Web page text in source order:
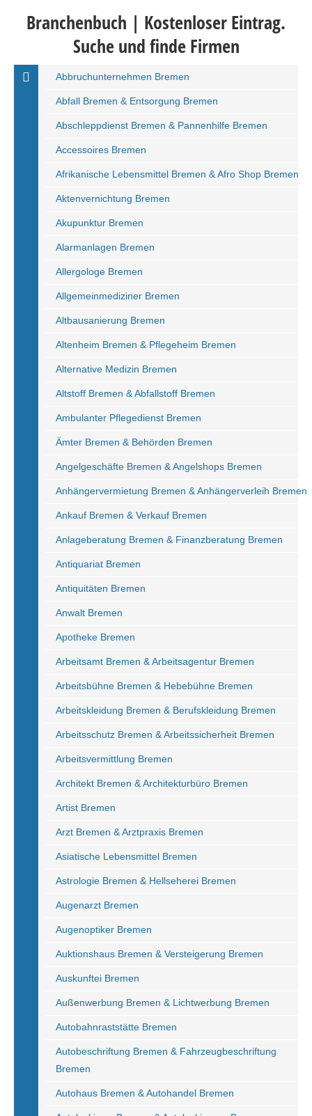
Branchenbuch | Kostenloser Eintrag.
Suche und finde Firmen
Abbruchunternehmen Bremen
Abfall Bremen & Entsorgung Bremen
Abschleppdienst Bremen & Pannenhilfe Bremen
Accessoires Bremen
Afrikanische Lebensmittel Bremen & Afro Shop Bremen
Aktenvernichtung Bremen
Akupunktur Bremen
Alarmanlagen Bremen
Allergologe Bremen
Allgemeinmediziner Bremen
Altbausanierung Bremen
Altenheim Bremen & Pflegeheim Bremen
Alternative Medizin Bremen
Altstoff Bremen & Abfallstoff Bremen
Ambulanter Pflegedienst Bremen
Ämter Bremen & Behörden Bremen
Angelgeschäfte Bremen & Angelshops Bremen
Anhängervermietung Bremen & Anhängerverleih Bremen
Ankauf Bremen & Verkauf Bremen
Anlageberatung Bremen & Finanzberatung Bremen
Antiquariat Bremen
Antiquitäten Bremen
Anwalt Bremen
Apotheke Bremen
Arbeitsamt Bremen & Arbeitsagentur Bremen
Arbeitsbühne Bremen & Hebebühne Bremen
Arbeitskleidung Bremen & Berufskleidung Bremen
Arbeitsschutz Bremen & Arbeitssicherheit Bremen
Arbeitsvermittlung Bremen
Architekt Bremen & Architekturbüro Bremen
Artist Bremen
Arzt Bremen & Arztpraxis Bremen
Asiatische Lebensmittel Bremen
Astrologie Bremen & Hellseherei Bremen
Augenarzt Bremen
Augenoptiker Bremen
Auktionshaus Bremen & Versteigerung Bremen
Auskunftei Bremen
Außenwerbung Bremen & Lichtwerbung Bremen
Autobahnraststätte Bremen
Autobeschriftung Bremen & Fahrzeugbeschriftung
Bremen
Autohaus Bremen & Autohandel Bremen